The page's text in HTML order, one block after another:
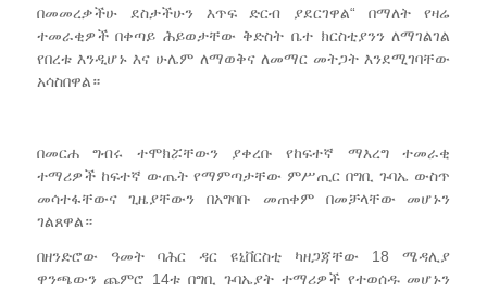
በመመረቃችሁ ደስታችሁን እጥፍ ድርብ ያደርገዋል“ በማለት የዛሬ
ተመራቂዎች በቀጣይ ሕይወታቸው ቅድስት ቤተ ክርስቲያንን ለማገልገል
የበረቱ እንዲሆኑ እና ሁሌም ለማወቅና ለመማር መትጋት እንደሚገባቸው
አሳስበዋል።
በመርሐ ግብሩ ተሞክሯቸውን ያቀረቡ የከፍተኛ ማእረግ ተመራቂ
ተማሪዎች ከፍተኛ ውጤት የማምጣታቸው ምሥጢር በግቢ ጉባኤ ውስጥ
መሳተፋቸውና ጊዜያቸውን በአግባቡ መጠቀም በመቻላቸው መሆኑን
ገልጸዋል።
በዘንድሮው ዓመት ባሕር ዳር ዩኒቨርስቲ ካዘጋጃቸው 18 ሜዳሊያ
ዋንጫውን ጨምሮ 14ቱ በግቢ ጉባኤያት ተማሪዎች የተወሰዱ መሆኑን